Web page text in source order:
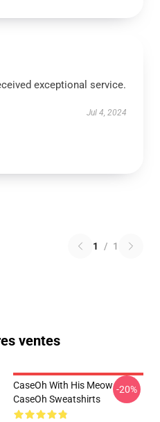
exceptional service.
Jul 4, 2024
1 / 1
ventes
CaseOh With His Meow
CaseOh Sweatshirts
-20%